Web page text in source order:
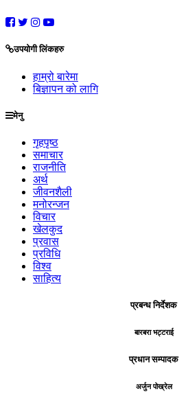
उपयोगी लिंकहरु
हाम्रो बारेमा
बिज्ञापन को लागि
मेनु
गृहपृष्ठ
समाचार
राजनीति
अर्थ
जीवनशैली
मनोरन्जन
विचार
खेलकुद
प्रवास
प्रविधि
विश्व
साहित्य
प्रबन्ध निर्देशक
बारबरा भट्टराई
प्रधान सम्पादक
अर्जुन पोख्रेल